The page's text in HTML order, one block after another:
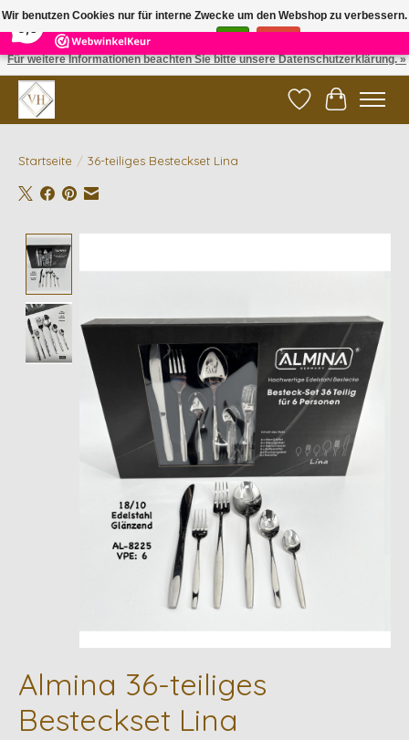
5 Reviews ×
✓ Gratis verzending vanaf €200 | ✓ 14 dagen retourneren
Wunschzettel
Ihr
Startseite / 36-teiliges Besteckset Lina
Almina 36-teiliges
Besteckset Lina
Wir benutzen Cookies nur für interne Zwecke um den Webshop zu verbessern.
Ist das in Ordnung?
Für weitere Informationen beachten Sie bitte unsere Datenschutzerklärung. »